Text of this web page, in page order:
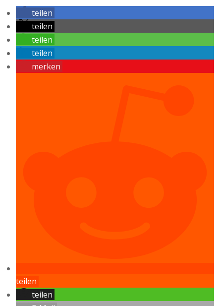
teilen
teilen
teilen
teilen
merken
teilen
teilen